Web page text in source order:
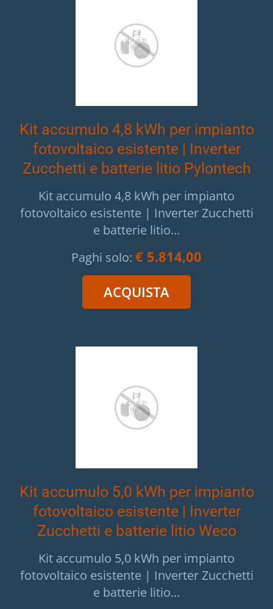
Kit accumulo 4,8 kWh per impianto
fotovoltaico esistente | Inverter
Zucchetti e batterie litio Pylontech
Kit accumulo 4,8 kWh per impianto
fotovoltaico esistente | Inverter Zucchetti
e batterie litio...
Paghi solo: € 5.814,00
Kit accumulo 5,0 kWh per impianto
fotovoltaico esistente | Inverter
Zucchetti e batterie litio Weco
Kit accumulo 5,0 kWh per impianto
fotovoltaico esistente | Inverter Zucchetti
e batterie litio...